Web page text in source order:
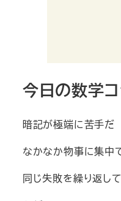
今日の数学
暗記が極端に苦手だ
なかなか物事に集中
同じ失敗を繰り返し